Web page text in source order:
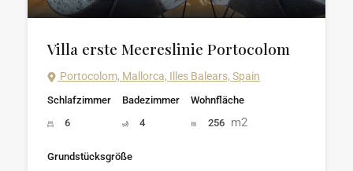
Villa erste Meereslinie Portocolom
Portocolom, Mallorca, Illes Balears, Spain
Schlafzimmer
6
Badezimmer
4
Wohnfläche
256 m2
Grundstücksgröße